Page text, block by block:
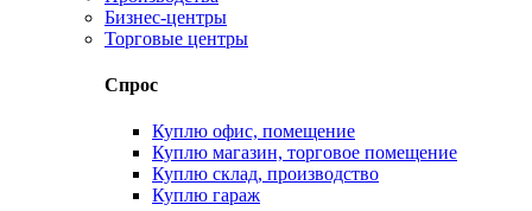
Бизнес-центры
Торговые центры
Спрос
Куплю офис, помещение
Куплю магазин, торговое помещение
Куплю склад, производство
Куплю гараж